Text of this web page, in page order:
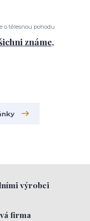
o tělesnou pohodu
známe,
výrobci
firma